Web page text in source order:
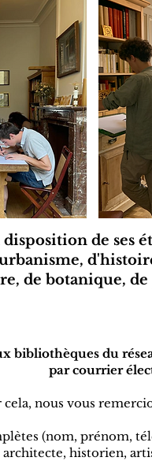
de ses
de botanique,
bibliothèques du
par courrier
cela, nous vous
(nom, prénom,
historien,